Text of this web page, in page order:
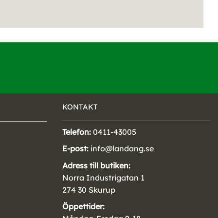
KONTAKT
Telefon: 0411-43005
E-post: info@landang.se
Adress till butiken:
Norra Industrigatan 1
274 30 Skurup
Öppettider: